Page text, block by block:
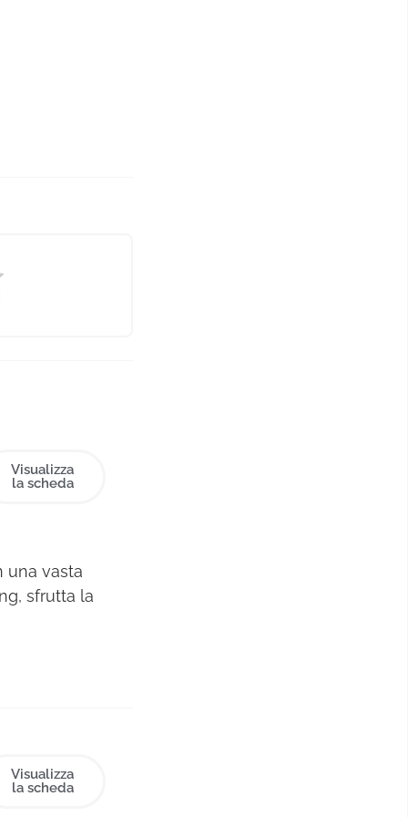
Visualizza
la scheda
una vasta
sfrutta la
presente
per ideare
Visualizza
la scheda